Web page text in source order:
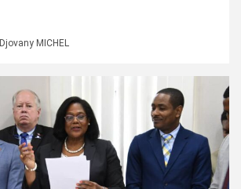
Djovany MICHEL